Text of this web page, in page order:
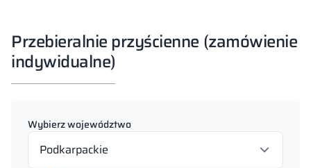
Przebieralnie przyścienne (zamówienie
indywidualne)
Wybierz województwo
Podkarpackie